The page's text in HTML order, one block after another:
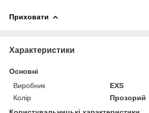
Приховати
Характеристики
Основні
Виробник
EXS
Колір
Прозорий